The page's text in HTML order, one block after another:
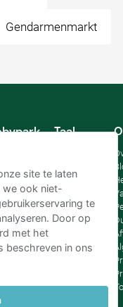
Gendarmenmarkt
Taal
Spaans
Frankrijk
Italiaans
Nederlands
site te laten
we ook niet-
te
Door op
met het
beschreven in ons